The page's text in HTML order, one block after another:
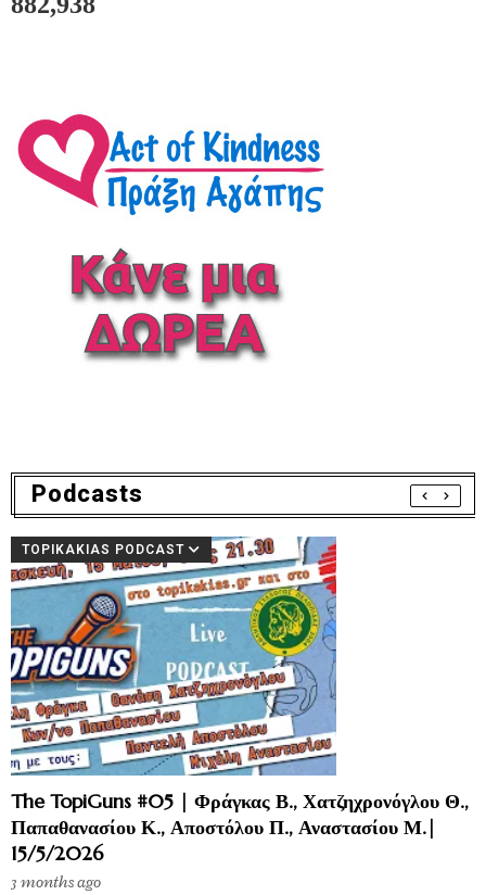
Podcasts
TOPIKAKIAS PODCAST
The TopiGuns #05 | Φράγκας Β., Χατζηχρονόγλου Θ.,
Παπαθανασίου Κ., Αποστόλου Π., Αναστασίου Μ.|
15/5/2026
3 months ago